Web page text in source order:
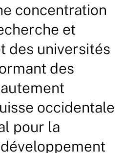
concentration
et
des universités
des
occidentale
pour la